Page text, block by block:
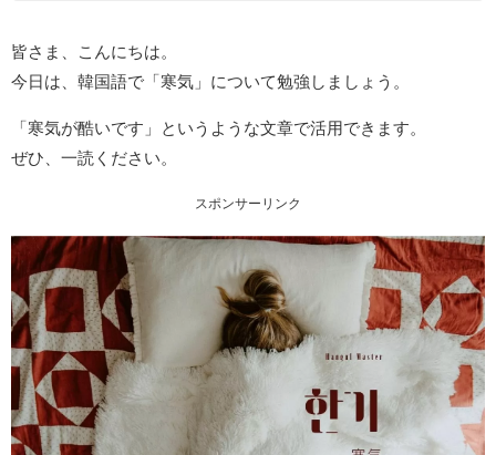
皆さま、こんにちは。
今日は、韓国語で「寒気」について勉強しましょう。
「寒気が酷いです」というような文章で活用できます。
ぜひ、一読ください。
スポンサーリンク